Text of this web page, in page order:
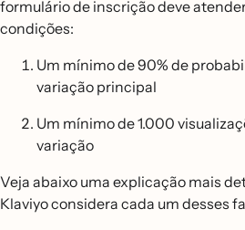
formulário de inscrição deve
condições:
Um mínimo de 90% de
variação principal
Um mínimo de 1.000
variação
Veja abaixo uma explicação mais
Klaviyo considera cada um desses